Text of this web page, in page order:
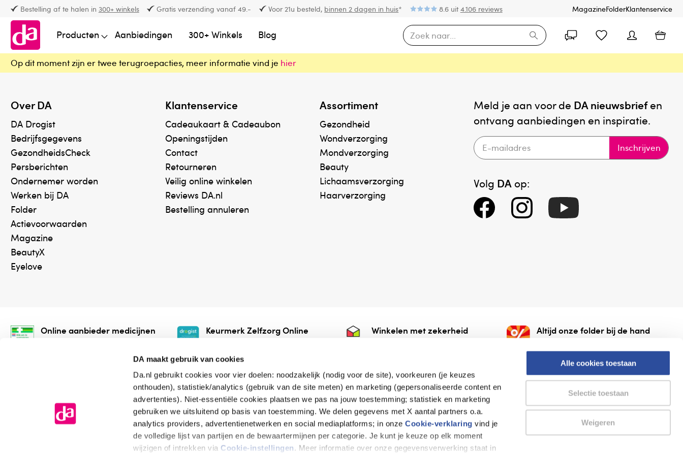
DA maakt gebruik van cookies
Da.nl gebruikt cookies voor vier doelen: noodzakelijk (nodig voor de site), voorkeuren (je keuzes
onthouden), statistiek/analytics (gebruik van de site meten) en marketing (gepersonaliseerde content en
advertenties). Niet-essentiële cookies plaatsen we pas na jouw toestemming; statistiek en marketing
gebruiken we uitsluitend op basis van toestemming. We delen gegevens met X aantal partners o.a.
analytics providers, advertentienetwerken en social mediaplatforms; in onzeCookie-verklaring vind je
de volledige lijst van partijen en de bewaartermijnen per categorie. Je kunt je keuze op elk moment
wijzigen of intrekken via Cookie-instellingen. Meer informatie over onze gegevensverwerking staat in
Alle cookies toestaan
Selectie toestaan
Weigeren
Bestelling af te halen in 300+ winkels Gratis verzending vanaf 49.- Voor 21u besteld, binnen 2 dagen in huis* 8.6 uit4.106 reviews MagazineFolderKlantenservice
Producten Aanbiedingen 300+ Winkels Blog
Op dit moment zijn er twee terugroepacties, meer informatie vind je hier
Over DA
DA Drogist
Bedrijfsgegevens
GezondheidsCheck
Persberichten
Ondernemer worden
Werken bij DA
Folder
Actievoorwaarden
Magazine
BeautyX
Eyelove
Klantenservice
Cadeaukaart & Cadeaubon
Openingstijden
Contact
Retourneren
Veilig online winkelen
Reviews DA.nl
Bestelling annuleren
Assortiment
Gezondheid
Wondverzorging
Mondverzorging
Beauty
Lichaamsverzorging
Haarverzorging
Meld je aan voor de DA nieuwsbriefen
ontvang aanbiedingen en inspiratie.
Inschrijven
Volg DA op:
Online aanbieder medicijnen
onze webshop mag verkopen.
Keurmerk Zelfzorg Online
online.
Winkelen met zekerheid Altijd onze folder bij de hand
AlleFolders.
de vriendelijke specialist
Algemene voorwaarden Cookieverklaring Disclaimer Privacy verklaring Thuiswinkel waarborg